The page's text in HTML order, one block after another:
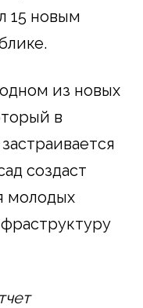
15 новым
из новых
в
создаст
молодых